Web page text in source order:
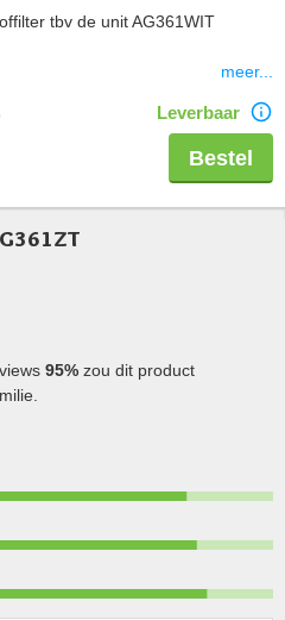
tbv de unit AG361WIT
meer...
Leverbaar
Bestel
95% zou dit product